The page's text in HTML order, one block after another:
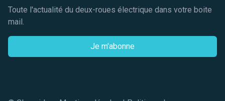
Toute l'actualité du deux-roues électrique dans votre boite
mail.
Je m'abonne